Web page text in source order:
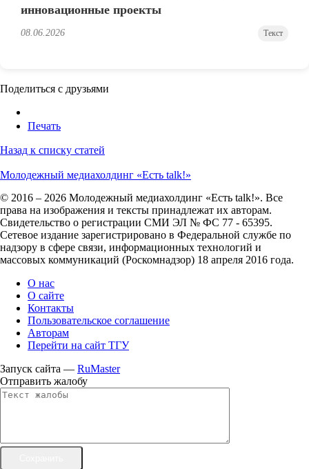
инновационные проекты
08.06.2026 Текст
Поделиться с друзьями
Печать
Назад к списку статей
Молодежный медиахолдинг «Есть talk!»
© 2016 – 2026 Молодежный медиахолдинг «Есть talk!». Все
права на изображения и тексты принадлежат их авторам.
Свидетельство о регистрации СМИ ЭЛ № ФС 77 - 65395.
Сетевое издание зарегистрировано в Федеральной службе по
надзору в сфере связи, информационных технологий и
массовых коммуникаций (Роскомнадзор) 18 апреля 2016 года.
О нас
О сайте
Контакты
Пользовательское соглашение
Авторам
Перейти на сайт ТГУ
Запуск сайта — RuMaster
Отправить жалобу